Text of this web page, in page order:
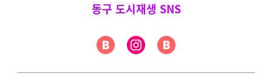
동구 도시재생 SNS